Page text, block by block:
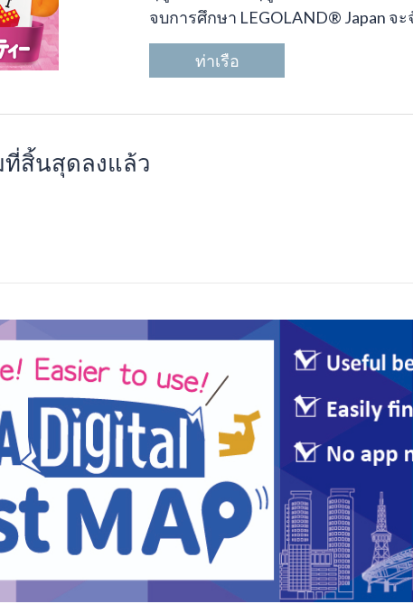
จบการศึกษา LEGOLAND® Japan
ท่าเรือ
ที่สิ้นสุดลงแล้ว